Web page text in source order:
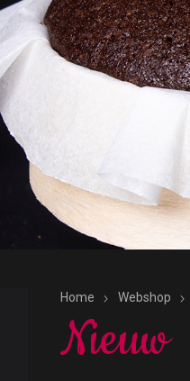
Home Webshop
Nieuw